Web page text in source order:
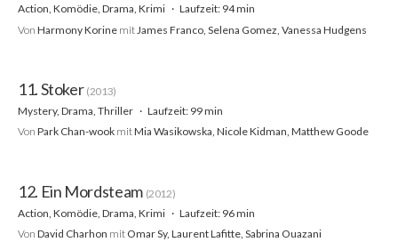
Action, Komödie, Drama, Krimi
Laufzeit: 94 min
Von Harmony Korine mit James Franco, Selena Gomez, Vanessa Hudgens
11. Stoker (2013)
Mystery, Drama, Thriller
Laufzeit: 99 min
Von Park Chan-wook mitMia Wasikowska, Nicole Kidman, Matthew Goode
12. Ein Mordsteam (2012)
Action, Komödie, Drama, Krimi
Laufzeit: 96 min
Von David Charhon mit Omar Sy, Laurent Lafitte, Sabrina Ouazani